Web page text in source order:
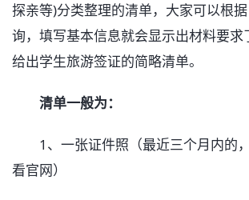
探亲等)分类整理的清单，大家可以根
询，填写基本信息就会显示出材料要求
给出学生旅游签证的简略清单。
清单一般为：
1、一张证件照（最近三个月内的
看官网）